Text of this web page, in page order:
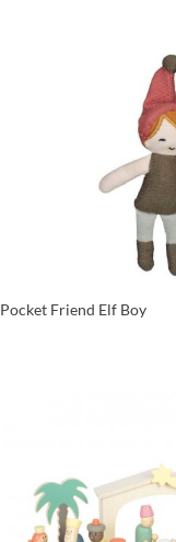
Pocket Friend Elf Boy